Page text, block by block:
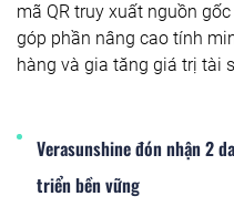
mã QR truy xuất nguồn
góp phần nâng cao tính
hàng và gia tăng giá trị tài
Verasunshine đón nhận 2
triển bền vững